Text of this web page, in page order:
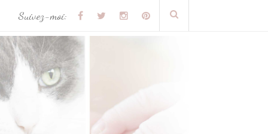
Suivez-moi: